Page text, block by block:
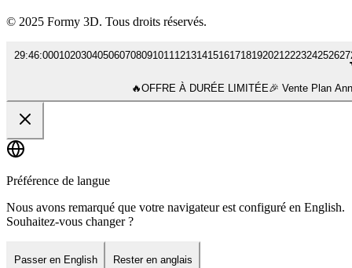
© 2025 Formy 3D. Tous droits réservés.
29:46:0001 02030405060708091011 12131415161718192021 222324252627
🔥OFFRE À DURÉE LIMITÉE🎉 Vente Plan
Préférence de langue
Nous avons remarqué que votre navigateur est configuré en English.
Souhaitez-vous changer ?
Passer en English Rester en anglais